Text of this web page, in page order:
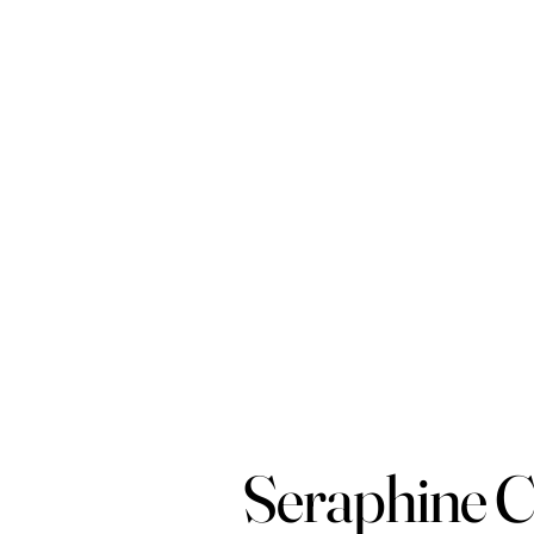
Seraphine